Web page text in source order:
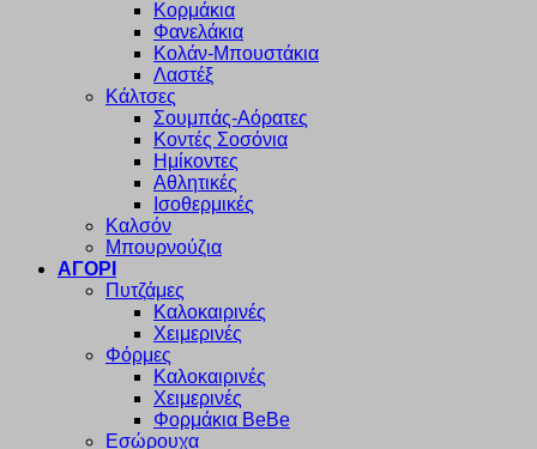
Κορμάκια
Φανελάκια
Κολάν-Μπουστάκια
Λαστέξ
Κάλτσες
Σουμπάς-Αόρατες
Κοντές Σοσόνια
Ημίκοντες
Αθλητικές
Ισοθερμικές
Καλσόν
Μπουρνούζια
ΑΓΟΡΙ
Πυτζάμες
Καλοκαιρινές
Χειμερινές
Φόρμες
Καλοκαιρινές
Χειμερινές
Φορμάκια BeBe
Εσώρουχα